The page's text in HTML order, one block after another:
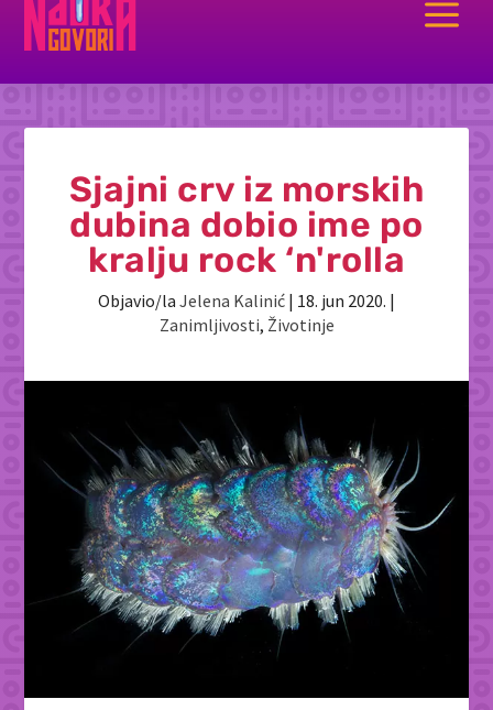
a
Sjajni crv iz morskih
dubina dobio ime po
kralju rock ‘n'rolla
Objavio/la Jelena Kalinić | 18. jun 2020. |
Zanimljivosti, Životinje